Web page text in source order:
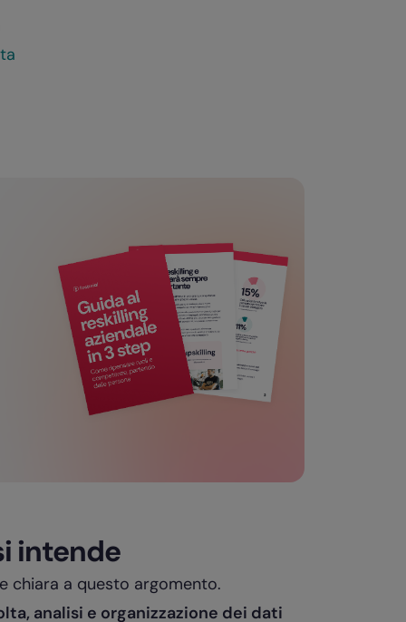
intende
chiara a questo argomento.
analisi e organizzazione dei dati